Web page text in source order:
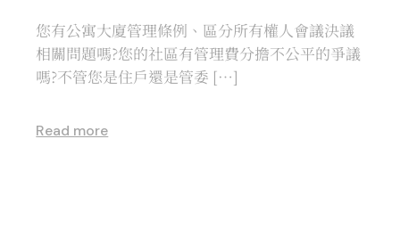
您有公寓大廈管理條例、區分所有權人會議決議
相關問題嗎?您的社區有管理費分擔不公平的爭議
嗎?不管您是住戶還是管委 […]
Read more